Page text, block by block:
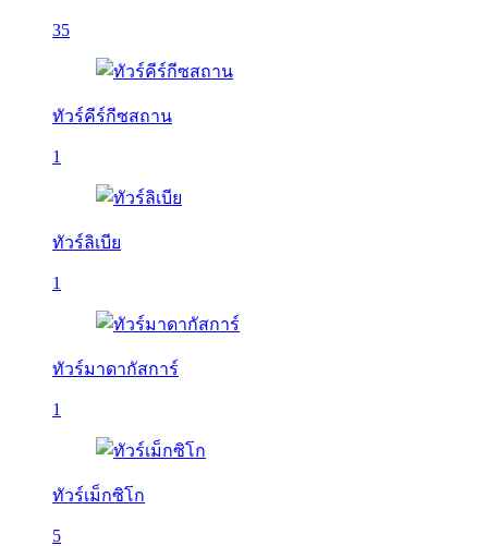
35
ทัวร์คีร์กีซสถาน
1
ทัวร์ลิเบีย
1
ทัวร์มาดากัสการ์
1
ทัวร์เม็กซิโก
5